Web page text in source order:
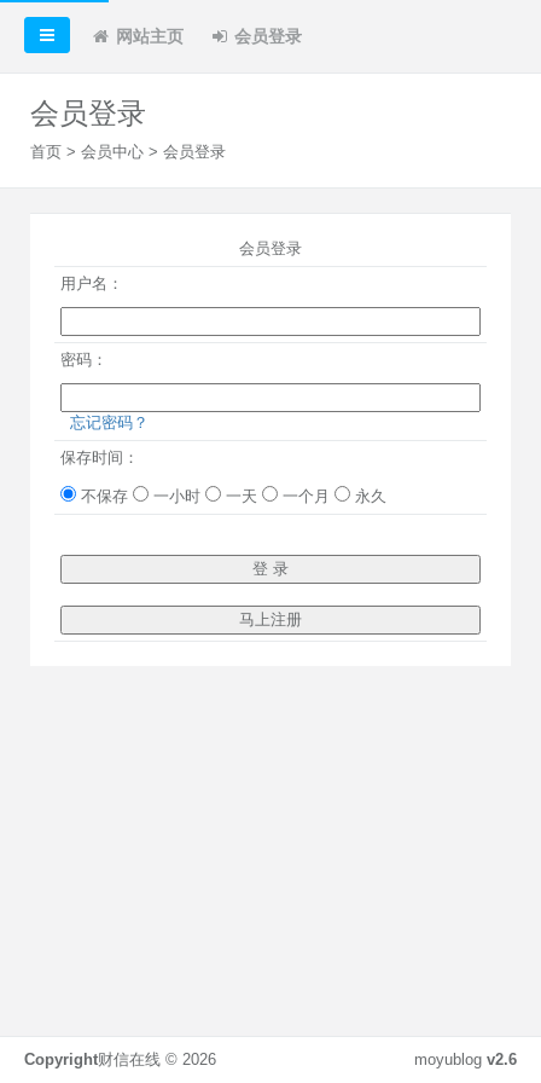
网站主页 会员登录
会员登录
首页 > 会员中心 > 会员登录
会员登录
用户名：
密码：
忘记密码？
保存时间：
不保存 一小时 一天 一个月 永久
moyublog v2.6
Copyright财信在线 © 2026